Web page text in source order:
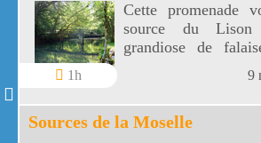
1h
Cette promenade
source du
grandiose de
Lison est
impressionnante et
réseaux de
9
Sources de la Moselle